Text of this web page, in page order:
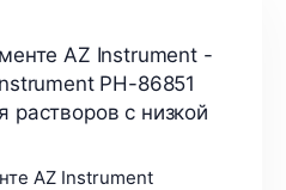
AZ Instrument -
PH-86851
растворов с низкой
AZ Instrument